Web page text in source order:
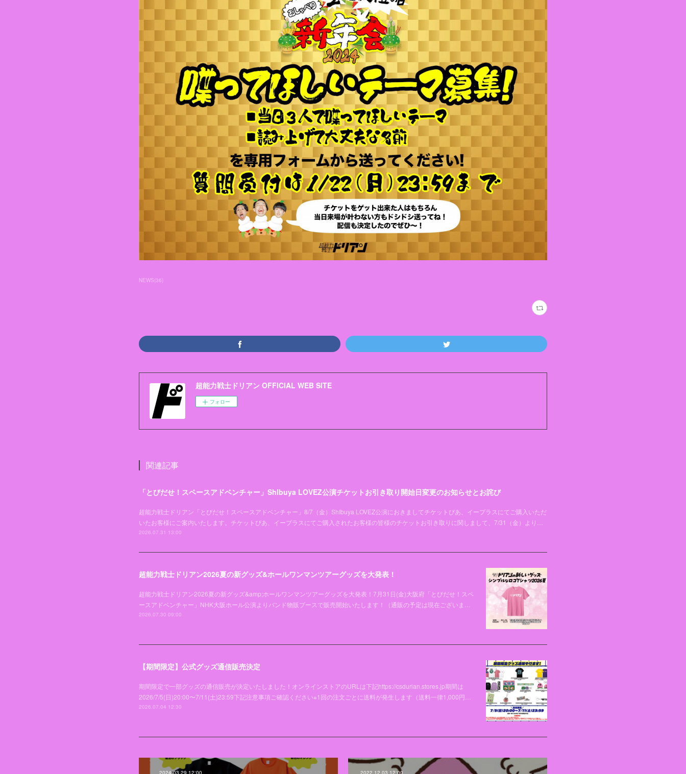
NEWS(36)
超能力戦士ドリアン OFFICIAL WEB SITE
フォロー
関連記事
「とびだせ！スペースアドベンチャー」ShIbuya LOVEZ公演チケットお引き取り開始日変更のお知らせとお詫び
超能力戦士ドリアン「とびだせ！スペースアドベンチャー」8/7（金）ShIbuya LOVEZ公演におきましてチケットぴあ、イープラスにてご購入いただ
いたお客様にご案内いたします。チケットぴあ、イープラスにてご購入されたお客様の皆様のチケットお引き取りに関しまして、7/31（金）より…
2026.07.31 13:00
超能力戦士ドリアン2026夏の新グッズ&ホールワンマンツアーグッズを大発表！
超能力戦士ドリアン2026夏の新グッズ&amp;ホールワンマンツアーグッズを大発表！7月31日(金)大阪府「とびだせ！スペ
ースアドベンチャー」NHK大阪ホール公演よりバンド物販ブースで販売開始いたします！（通販の予定は現在ございま…
2026.07.30 09:00
【期間限定】公式グッズ通信販売決定
期間限定で一部グッズの通信販売が決定いたしました！オンラインストアのURLは下記https://csdurian.stores.jp期間は
2026/7/5(日)20:00〜7/11(土)23:59下記注意事項ご確認ください※1回の注文ごとに送料が発生します（送料一律1,000円…
2026.07.04 12:30
2024.03.29 12:00 2022.12.03 12:00